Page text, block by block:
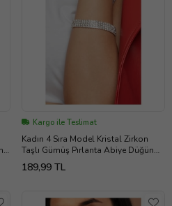
Kargo ile Teslimat
Kadın 4 Sıra Model Kristal Zirkon
Taşlı Gümüş Pırlanta Abiye Düğün
Nişan Söz Kına Parti Bileklik
189,99 TL